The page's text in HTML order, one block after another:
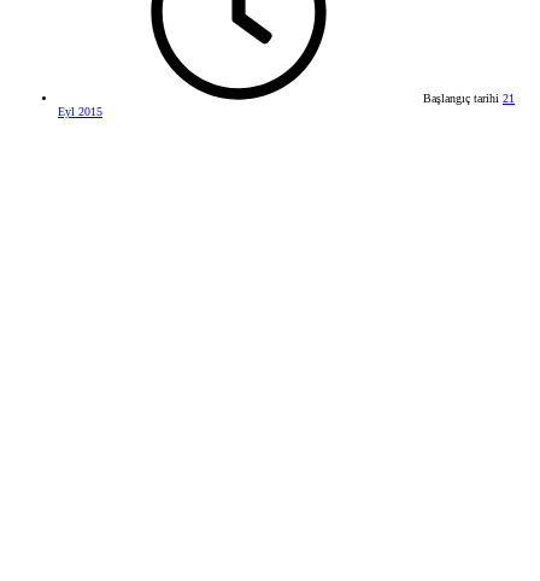
Başlangıç tarihi 21
Eyl 2015